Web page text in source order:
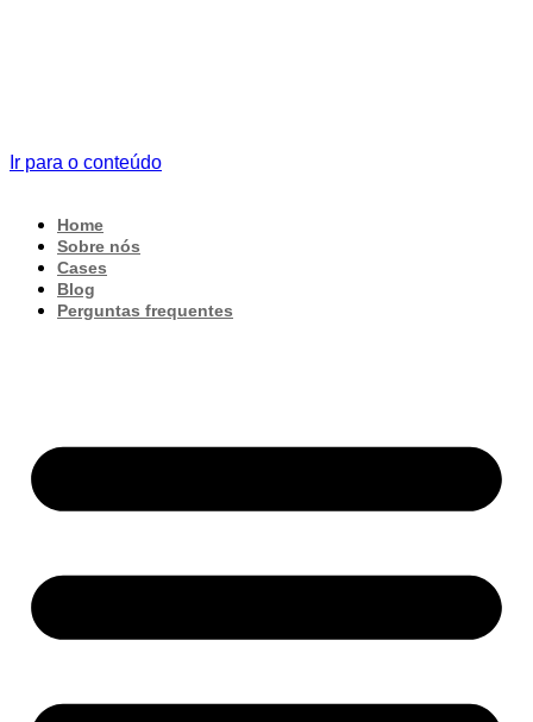
Ir para o conteúdo
Home
Sobre nós
Cases
Blog
Perguntas frequentes